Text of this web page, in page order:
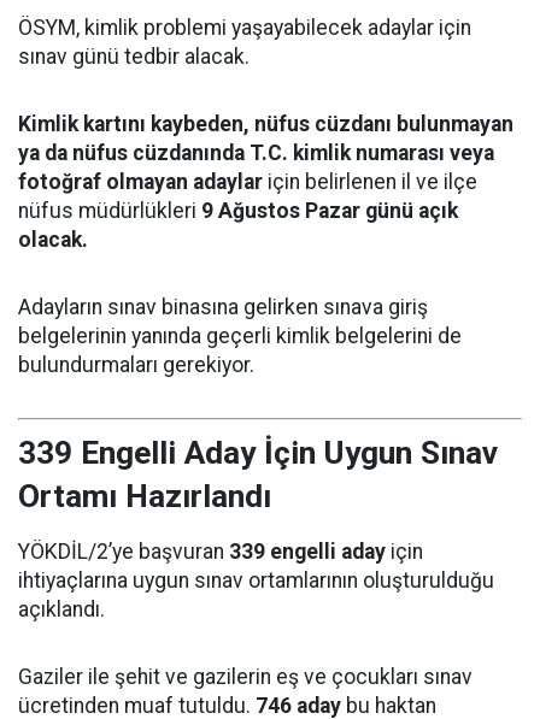
ÖSYM, kimlik problemi yaşayabilecek adaylar için
sınav günü tedbir alacak.
Kimlik kartını kaybeden, nüfus cüzdanı bulunmayan
ya da nüfus cüzdanında T.C. kimlik numarası veya
fotoğraf olmayan adaylar için belirlenen il ve ilçe
nüfus müdürlükleri 9 Ağustos Pazar günü açık
olacak.
Adayların sınav binasına gelirken sınava giriş
belgelerinin yanında geçerli kimlik belgelerini de
bulundurmaları gerekiyor.
339 Engelli Aday İçin Uygun Sınav
Ortamı Hazırlandı
YÖKDİL/2’ye başvuran 339 engelli aday için
ihtiyaçlarına uygun sınav ortamlarının oluşturulduğu
açıklandı.
Gaziler ile şehit ve gazilerin eş ve çocukları sınav
ücretinden muaf tutuldu. 746 aday bu haktan